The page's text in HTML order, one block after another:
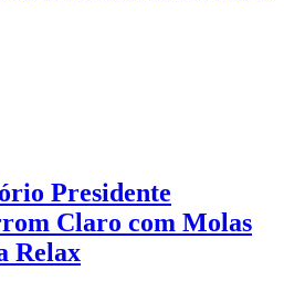
Presidente
Claro com Molas
Relax